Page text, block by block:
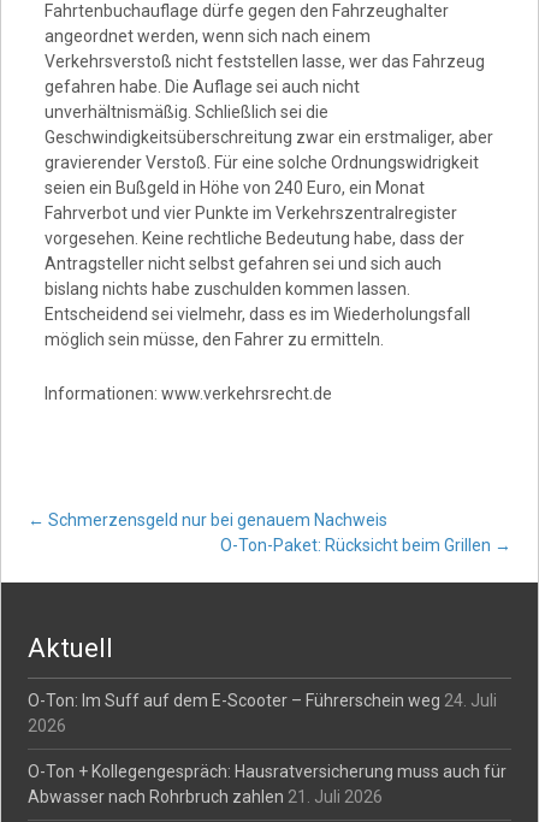
Fahrtenbuchauflage dürfe gegen den Fahrzeughalter
angeordnet werden, wenn sich nach einem
Verkehrsverstoß nicht feststellen lasse, wer das Fahrzeug
gefahren habe. Die Auflage sei auch nicht
unverhältnismäßig. Schließlich sei die
Geschwindigkeitsüberschreitung zwar ein erstmaliger, aber
gravierender Verstoß. Für eine solche Ordnungswidrigkeit
seien ein Bußgeld in Höhe von 240 Euro, ein Monat
Fahrverbot und vier Punkte im Verkehrszentralregister
vorgesehen. Keine rechtliche Bedeutung habe, dass der
Antragsteller nicht selbst gefahren sei und sich auch
bislang nichts habe zuschulden kommen lassen.
Entscheidend sei vielmehr, dass es im Wiederholungsfall
möglich sein müsse, den Fahrer zu ermitteln.
Informationen: www.verkehrsrecht.de
Post
← Schmerzensgeld nur bei genauem Nachweis
O-Ton-Paket: Rücksicht beim Grillen →
Aktuell
O-Ton: Im Suff auf dem E-Scooter – Führerschein weg 24. Juli
2026
O-Ton + Kollegengespräch: Hausratversicherung muss auch für
Abwasser nach Rohrbruch zahlen 21. Juli 2026